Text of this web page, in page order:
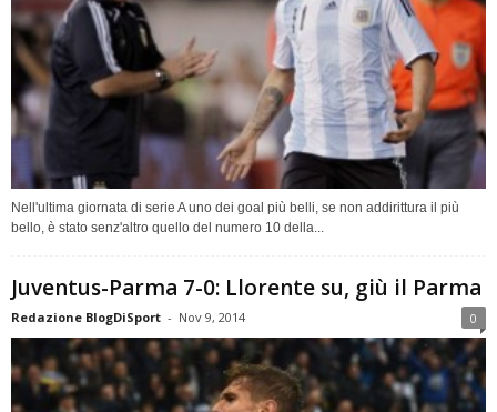
Nell'ultima giornata di serie A uno dei goal più belli, se non addirittura il più
bello, è stato senz'altro quello del numero 10 della...
Juventus-Parma 7-0: Llorente su, giù il Parma
Redazione BlogDiSport - Nov 9, 2014 0